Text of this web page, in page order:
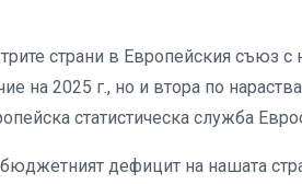
страни в Европейския съюз
на 2025 г., но и втора по
статистическа служба
дефицит на нашата